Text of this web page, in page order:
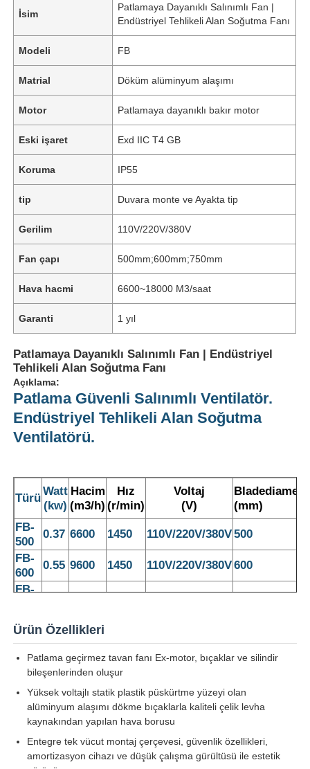
Ana sayfa
Ürünler
Hakkımızda
İsim
Patlamaya Dayanıklı Salınımlı Fan |
Endüstriyel Tehlikeli Alan Soğutma Fanı
Modeli FB
Matrial Döküm alüminyum alaşımı
Motor Patlamaya dayanıklı bakır motor
Eski işaret Exd IIC T4 GB
Koruma IP55
tip Duvara monte ve Ayakta tip
Gerilim 110V/220V/380V
Fan çapı 500mm;600mm;750mm
Hava hacmi 6600~18000 M3/saat
Garanti 1 yıl
Patlamaya Dayanıklı Salınımlı Fan | Endüstriyel
Tehlikeli Alan Soğutma Fanı
Açıklama:
Patlama Güvenli Salınımlı Ventilatör.
Endüstriyel Tehlikeli Alan Soğutma
Ventilatörü.
Türü
Watt
(kw)
Hacim
(m3/h)
Hız
(r/min)
Voltaj
(V)
(mm)
FB-
500
0.37 6600 1450 110V/220V/380V500
FB-
600
0.55 9600 1450 110V/220V/380V600
FB-
0.75 18000 1450 110V/220V/380V750
Ürün Özellikleri
Patlama geçirmez tavan fanı Ex-motor, bıçaklar ve silindir
bileşenlerinden oluşur
Yüksek voltajlı statik plastik püskürtme yüzeyi olan
alüminyum alaşımı dökme bıçaklarla kaliteli çelik levha
kaynakından yapılan hava borusu
Entegre tek vücut montaj çerçevesi, güvenlik özellikleri,
amortizasyon cihazı ve düşük çalışma gürültüsü ile estetik